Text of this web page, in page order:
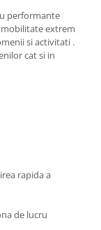
performante
extrem
si activitati .
cat si in
rapida a
de lucru